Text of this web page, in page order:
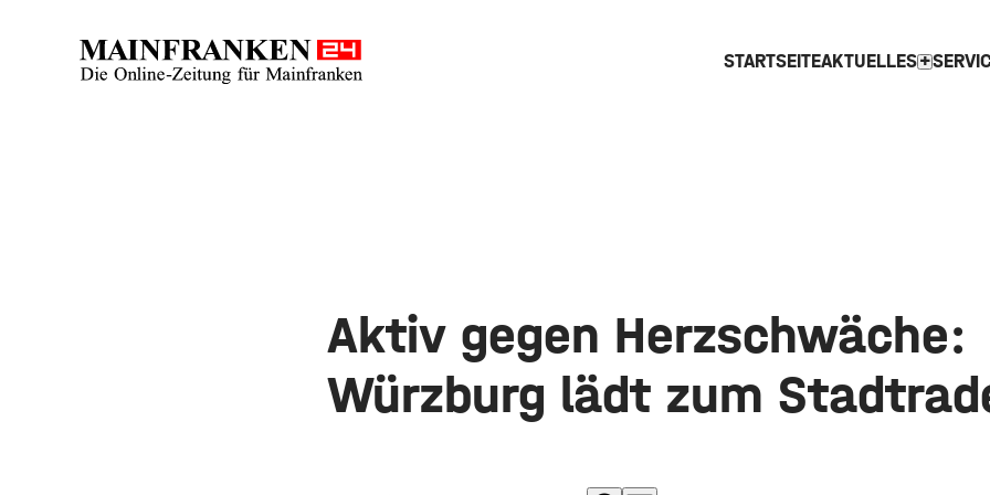
STARTSEITEAKTUELLESexpand_more
Aktiv gegen Herzschwäche:
Würzburg lädt zum